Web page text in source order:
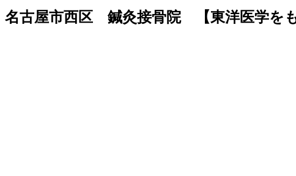
名古屋市西区 鍼灸接骨院 【東洋医学をも